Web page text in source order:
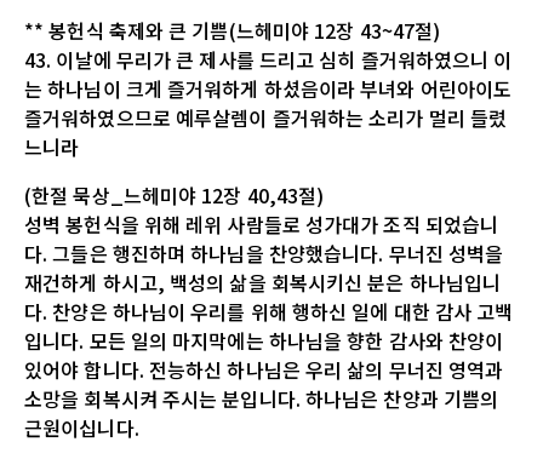
** 봉헌식 축제와 큰 기쁨(느헤미야 12장 43~47절)
43. 이날에 무리가 큰 제사를 드리고 심히 즐거워하였으니 이
는 하나님이 크게 즐거워하게 하셨음이라 부녀와 어린아이도
즐거워하였으므로 예루살렘이 즐거워하는 소리가 멀리 들렸
느니라
(한절 묵상_느헤미야 12장 40,43절)
성벽 봉헌식을 위해 레위 사람들로 성가대가 조직 되었습니
다. 그들은 행진하며 하나님을 찬양했습니다. 무너진 성벽을
재건하게 하시고, 백성의 삶을 회복시키신 분은 하나님입니
다. 찬양은 하나님이 우리를 위해 행하신 일에 대한 감사 고백
입니다. 모든 일의 마지막에는 하나님을 향한 감사와 찬양이
있어야 합니다. 전능하신 하나님은 우리 삶의 무너진 영역과
소망을 회복시켜 주시는 분입니다. 하나님은 찬양과 기쁨의
근원이십니다.